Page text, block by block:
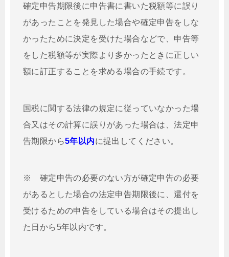
確定申告期限後に申告書に書いた税額等に誤り
があったことを発見した場合や確定申告をしな
かったために決定を受けた場合などで、申告等
をした税額等が実際より多かったときに正しい
額に訂正することを求める場合の手続です。
国税に関する法律の規定に従っていなかった場
合又はその計算に誤りがあった場合は、法定申
告期限から5年以内に提出してください。
※ 確定申告の必要のない方が確定申告の必要
があるとした場合の法定申告期限後に、還付を
受けるための申告をしている場合はその提出し
た日から5年以内です。